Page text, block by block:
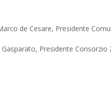
de Cesare, Presidente
Presidente Consorzio